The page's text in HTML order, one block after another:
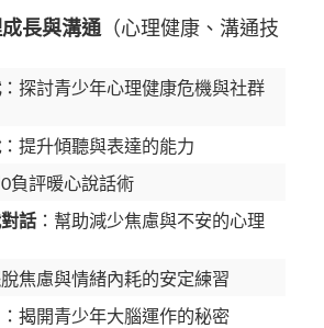
長與溝通（心理健康、溝通技
：探討青少年心理健康危機與社群
：提升傾聽與表達的能力
0負評暖心說話術
話：幫助減少焦慮與不安的心理
焦慮與情緒內耗的安定練習
：揭開青少年大腦運作的秘密